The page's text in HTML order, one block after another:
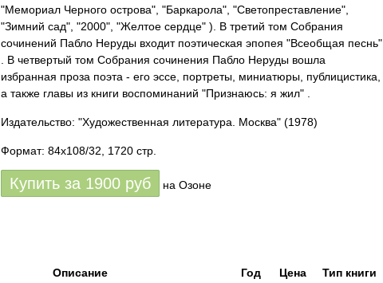
"Мемориал Черного острова", "Баркарола", "Светопреставление",
"Зимний сад", "2000", "Желтое сердце" ). В третий том Собрания
сочинений Пабло Неруды входит поэтическая эпопея "Всеобщая песнь"
. В четвертый том Собрания сочинения Пабло Неруды вошла
избранная проза поэта - его эссе, портреты, миниатюры, публицистика,
а также главы из книги воспоминаний "Признаюсь: я жил" .
Издательство: "Художественная литература. Москва" (1978)
Формат: 84x108/32, 1720 стр.
Купить за 1900 руб на Озоне
Описание Год Цена
Тип книги